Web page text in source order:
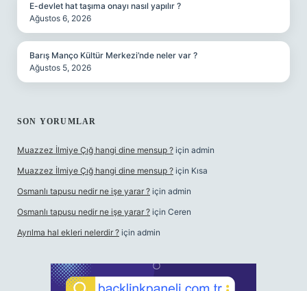
E-devlet hat taşıma onayı nasıl yapılır ?
Ağustos 6, 2026
Barış Manço Kültür Merkezi’nde neler var ?
Ağustos 5, 2026
SON YORUMLAR
Muazzez İlmiye Çığ hangi dine mensup ? için admin
Muazzez İlmiye Çığ hangi dine mensup ? için Kısa
Osmanlı tapusu nedir ne işe yarar ? için admin
Osmanlı tapusu nedir ne işe yarar ? için Ceren
Ayrılma hal ekleri nelerdir ? için admin